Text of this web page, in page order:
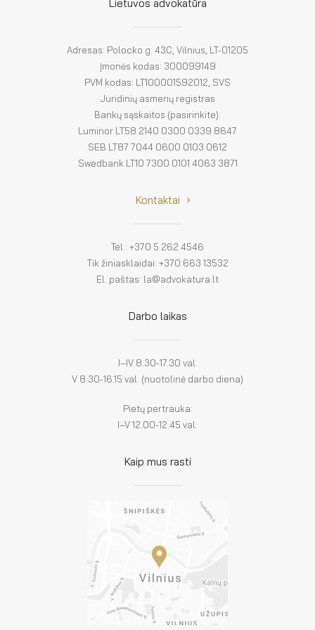
ES
Lietuvos advokatūra
Adresas: Polocko g. 43C, Vilnius, LT-01205
Įmonės kodas: 300099149
PVM kodas: LT100001592012, SVS
Juridinių asmenų registras
Bankų sąskaitos (pasirinkite):
Luminor LT58 2140 0300 0339 8647
SEB LT87 7044 0600 0103 0612
Swedbank LT10 7300 0101 4063 3871
Kontaktai
Tel.: +370 5 262 4546
Tik žiniasklaidai: +370 663 13532
El. paštas: la@advokatura.lt
Darbo laikas
I–IV 8.30-17.30 val.
V 8.30-16.15 val. (nuotolinė darbo diena)
Pietų pertrauka:
I–V 12.00-12.45 val.
Kaip mus rasti